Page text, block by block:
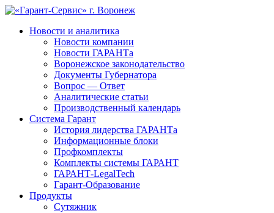
Новости и аналитика
Новости компании
Новости ГАРАНТа
Воронежское законодательство
Документы Губернатора
Вопрос — Ответ
Аналитические статьи
Производственный календарь
Система Гарант
История лидерства ГАРАНТа
Информационные блоки
Профкомплекты
Комплекты системы ГАРАНТ
ГАРАНТ-LegalTech
Гарант-Образование
Продукты
Сутяжник